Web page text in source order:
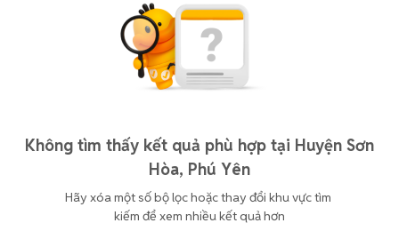
Không tìm thấy kết quả phù hợp tại Huyện Sơn
Hòa, Phú Yên
Hãy xóa một số bộ lọc hoặc thay đổi khu vực tìm
kiếm để xem nhiều kết quả hơn